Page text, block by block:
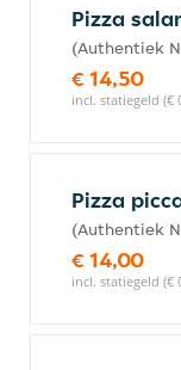
Pizza
(Authentiek
€ 14,50
incl. statiegeld (€
Pizza
(Authentiek
€ 14,00
incl. statiegeld (€